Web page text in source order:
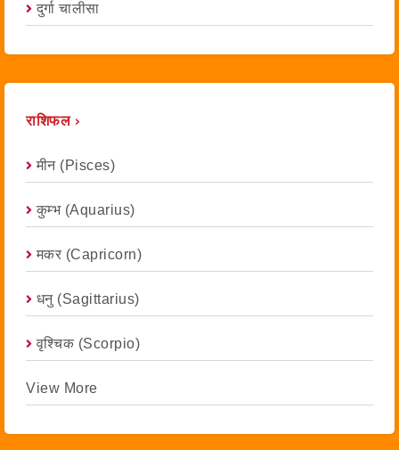
दुर्गा चालीसा
राशिफल ›
मीन (Pisces)
कुम्भ (Aquarius)
मकर (capricorn)
धनु (Sagittarius)
वृश्चिक (scorpio)
View More